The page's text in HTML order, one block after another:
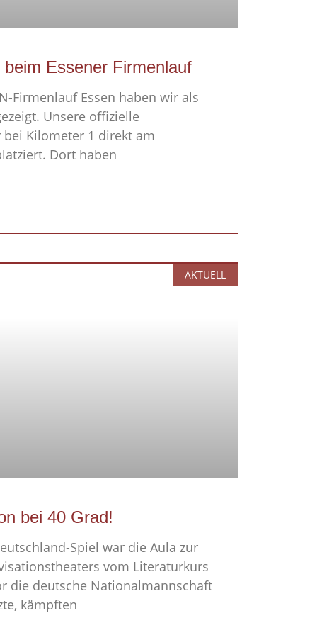
Essener Firmenlauf
Firmenlauf Essen haben wir als
Unsere offizielle
Kilometer 1 direkt am
Dort haben
AKTUELL
bei 40 Grad!
Spiel war die Aula zur
vom Literaturkurs
die deutsche Nationalmannschaft
kämpften